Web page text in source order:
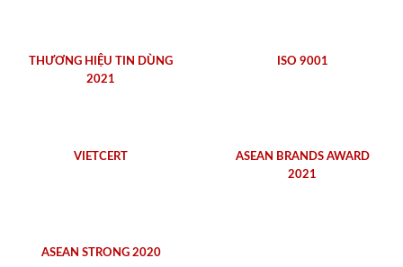
THƯƠNG HIỆU TIN DÙNG
2021
ISO 9001
VIETCERT
ASEAN BRANDS AWARD
2021
ASEAN STRONG 2020